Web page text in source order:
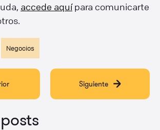
accede aquípara comunicarte
Negocios
Siguiente